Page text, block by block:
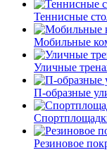
Теннисные
Мобильные
Уличные
П-образные
Резиновое